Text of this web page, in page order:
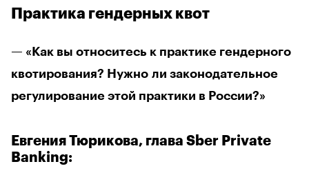
Практика гендерных квот
— «Как вы относитесь к практике гендерного
квотирования? Нужно ли законодательное
регулирование этой практики в России?»
Евгения Тюрикова, глава Sber Private
Banking: